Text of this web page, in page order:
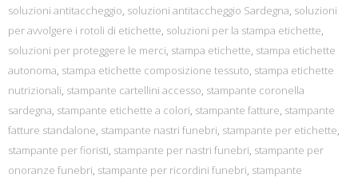
soluzioni antitaccheggio, soluzioni antitaccheggio Sardegna, soluzioni
per avvolgere i rotoli di etichette, soluzioni per la stampa etichette,
soluzioni per proteggere le merci, stampa etichette, stampa etichette
autonoma, stampa etichette composizione tessuto, stampa etichette
nutrizionali, stampante cartellini accesso, stampante coronella
sardegna, stampante etichette a colori, stampante fatture, stampante
fatture standalone, stampante nastri funebri, stampante per etichette,
stampante per fioristi, stampante per nastri funebri, stampante per
onoranze funebri, stampante per ricordini funebri, stampante